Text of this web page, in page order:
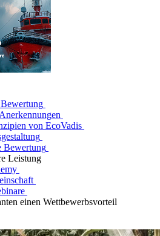
von EcoVadis
Bewertung
Leistung
einen Wettbewerbsvorteil